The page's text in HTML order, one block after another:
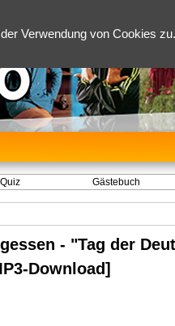
Verwendung von Cookies
Quiz Gästebuch
- "Tag der
Download]